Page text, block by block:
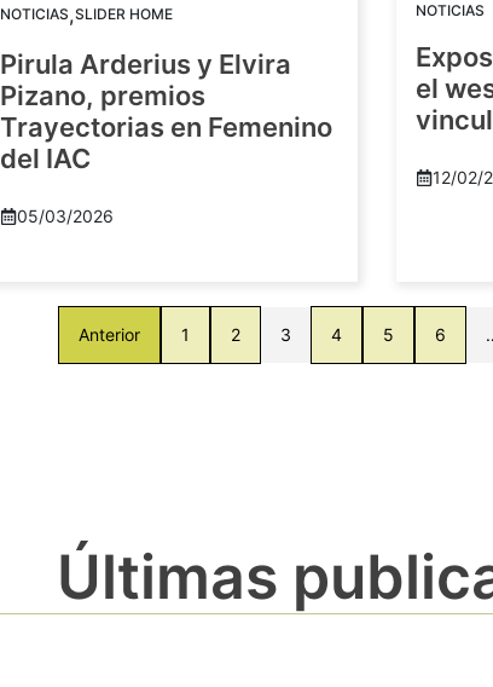
NOTICIAS,SLIDER HOME
Pirula Arderius y Elvira
Pizano, premios
Trayectorias en Femenino
del IAC
05/03/2026
NOTICIAS
el
12/02/
Anterior 1 2 3 4 5 6
Últimas